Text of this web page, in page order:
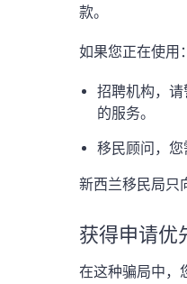
款。
如果您正在使用：
招聘机构，
的服务。
移民顾问，您
新西兰移民局只
获得申请优
在这种骗局中，